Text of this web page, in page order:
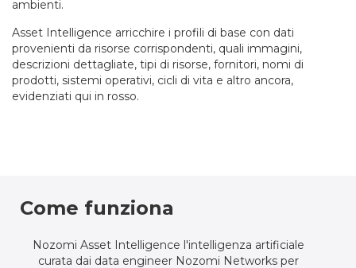
ambienti.
Asset Intelligence arricchire i profili di base con dati
provenienti da risorse corrispondenti, quali immagini,
descrizioni dettagliate, tipi di risorse, fornitori, nomi di
prodotti, sistemi operativi, cicli di vita e altro ancora,
evidenziati qui in rosso.
Come funziona
Nozomi Asset Intelligence l'intelligenza artificiale
curata dai data engineer Nozomi Networks per